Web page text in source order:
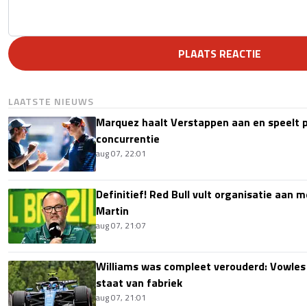
PLAATS REACTIE
LAATSTE NIEUWS
Marquez haalt Verstappen aan en speelt
concurrentie
aug 07, 22:01
Definitief! Red Bull vult organisatie aan
Martin
aug 07, 21:07
Williams was compleet verouderd:
staat van fabriek
aug 07, 21:01